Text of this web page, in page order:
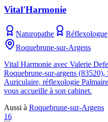
Vital'Harmonie
Naturopathe
Réflexologue
Roquebrune-sur-Argens
Vital Harmonie avec Valerie
Roquebrune-sur-argens
Auriculaire, réflexologie
vous accueille à son cabinet.
Aussi à Roquebrune-sur-Argens
16